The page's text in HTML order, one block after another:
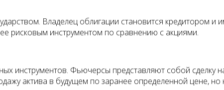
Владелец облигации становится кредитором и
рисковым инструментом по сравнению с акциями.
инструментов. Фьючерсы представляют собой сделку
актива в будущем по заранее определенной цене, но